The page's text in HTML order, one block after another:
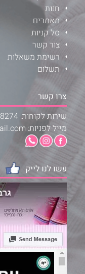
חנות
מאמרים
סל קניות
צור קשר
רשימת משאלות
תשלום
צרו קשר
שירות לקוחות: 054-9758274
מייל לפניות: aa0549758274@gmail.com
עשו לנו לייק